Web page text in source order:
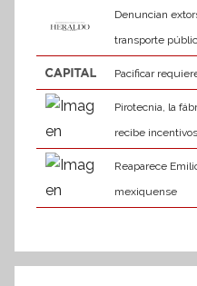
Denuncian
transporte
Pacificar
Pirotecnia, la
recibe
Reaparece
mexiquense